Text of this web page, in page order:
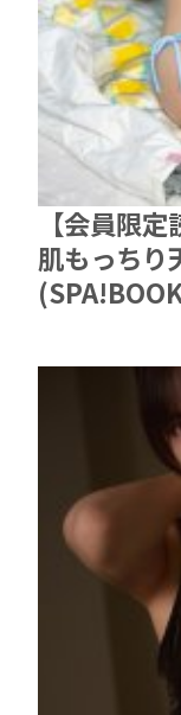
【会員限
肌もっちり